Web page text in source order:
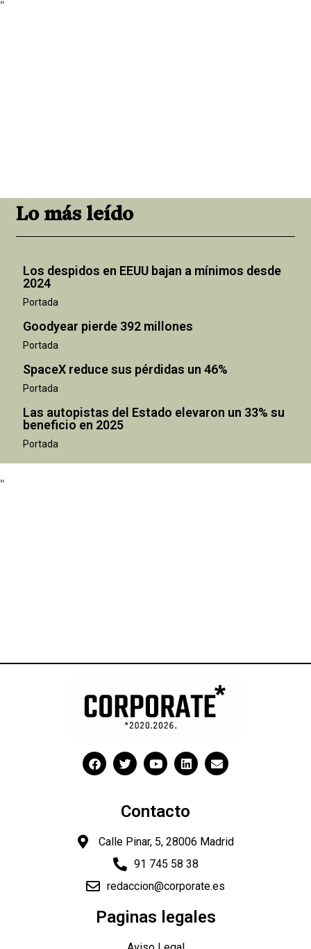
"
Lo más leído
Los despidos en EEUU bajan a mínimos desde
2024
Portada
Goodyear pierde 392 millones
Portada
SpaceX reduce sus pérdidas un 46%
Portada
Las autopistas del Estado elevaron un 33% su
beneficio en 2025
Portada
"
Contacto
Calle Pinar, 5, 28006 Madrid
91 745 58 38
redaccion@corporate.es
Paginas legales